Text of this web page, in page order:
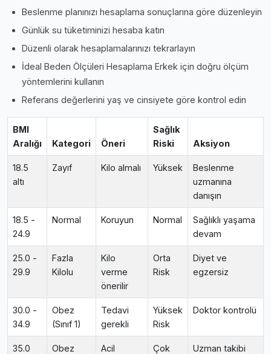
Beslenme planınızı hesaplama sonuçlarına göre düzenleyin
Günlük su tüketiminizi hesaba katın
Düzenli olarak hesaplamalarınızı tekrarlayın
İdeal Beden Ölçüleri Hesaplama Erkek için doğru ölçüm
yöntemlerini kullanın
Referans değerlerini yaş ve cinsiyete göre kontrol edin
BMI
Aralığı
Kategori Öneri
Sağlık
Riski
Aksiyon
18.5
altı
Zayıf Kilo almalı Yüksek
Beslenme
uzmanına
danışın
18.5 -
24.9
Normal Koruyun Normal
Sağlıklı yaşama
devam
25.0 -
29.9
Fazla
Kilolu
Kilo
verme
önerilir
Orta
Risk
Diyet ve
egzersiz
30.0 -
34.9
Obez
(Sınıf 1)
Tedavi
gerekli
Yüksek
Risk
Doktor kontrolü
35.0
Obez
Acil
Çok
Uzman takibi